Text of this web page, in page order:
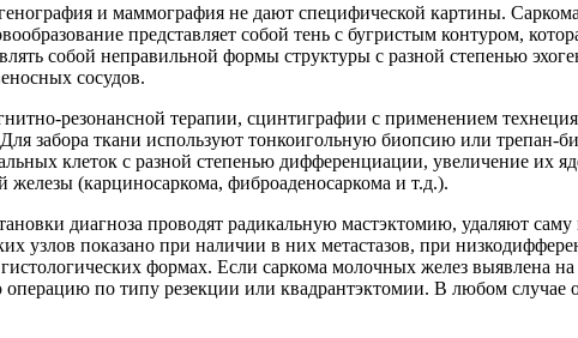
и маммография не дают специфической картины.
представляет собой тень с бугристым контуром,
собой неправильной формы структуры с разной степенью
сосудов.
резонансной терапии, сцинтиграфии с применением
забора ткани используют тонкоигольную биопсию или
клеток с разной степенью дифференциации, увеличение
железы (карциносаркома, фиброаденосаркома и т.д.).
диагноза проводят радикальную мастэктомию, удаляют
показано при наличии в них метастазов, при
формах. Если саркома молочных желез выявлена
по типу резекции или квадрантэктомии. В любом случае